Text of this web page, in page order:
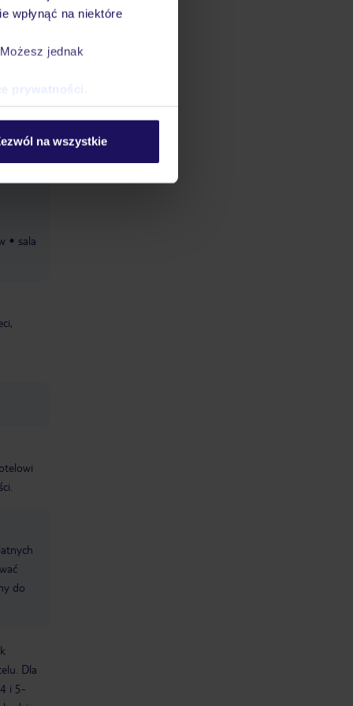
wpłynąć na niektóre
jednak
prywatności
na wszystkie
w
sala
do
Dla
i 5-